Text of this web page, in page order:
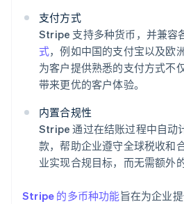
支付方式
Stripe 支持多种货币，并兼容
式，例如中国的支付宝以及欧
为客户提供熟悉的支付方式不
带来更优的客户体验。
内置合规性
Stripe 通过在结账过程中自动
款，帮助企业遵守全球税收和
业实现合规目标，而无需额外
Stripe 的多币种功能旨在为企业
阿联酋
English
English
爱沙尼亚
English
奥地利
DeutschEnglish
English